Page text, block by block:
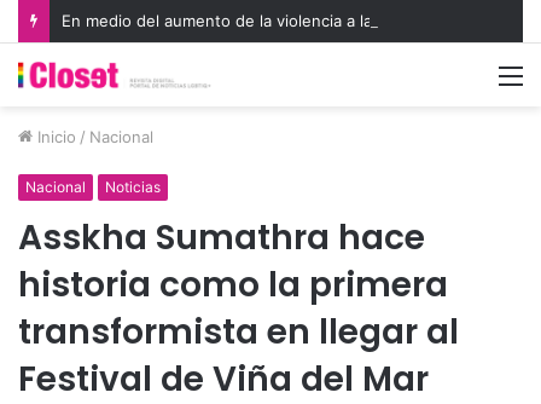
Inicio / Nacional
Nacional Noticias
Asskha Sumathra hace
historia como la primera
transformista en llegar al
Festival de Viña del Mar